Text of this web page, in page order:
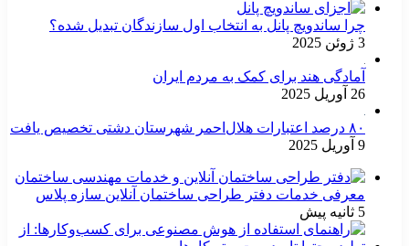
چرا ساندویچ پانل به انتخاب اول سازندگان تبدیل شده؟
3 ژوئن 2025
آمادگی هند برای کمک به مردم ایران
26 آوریل 2025
۸۰ درصد اعتبارات هلال‌احمر شهرستان دشتی تخصیص یافت
9 آوریل 2025
معرفی خدمات دفتر طراحی ساختمان آنلاین سازه پلاس
5 ثانیه پیش